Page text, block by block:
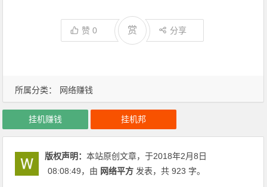
所属分类： 网络赚钱
赞0 赏 分享
挂机赚钱 挂机邦
版权声明：本站原创文章，于2018年2月8日
08:08:49，由 网络平方 发表，共 923 字。